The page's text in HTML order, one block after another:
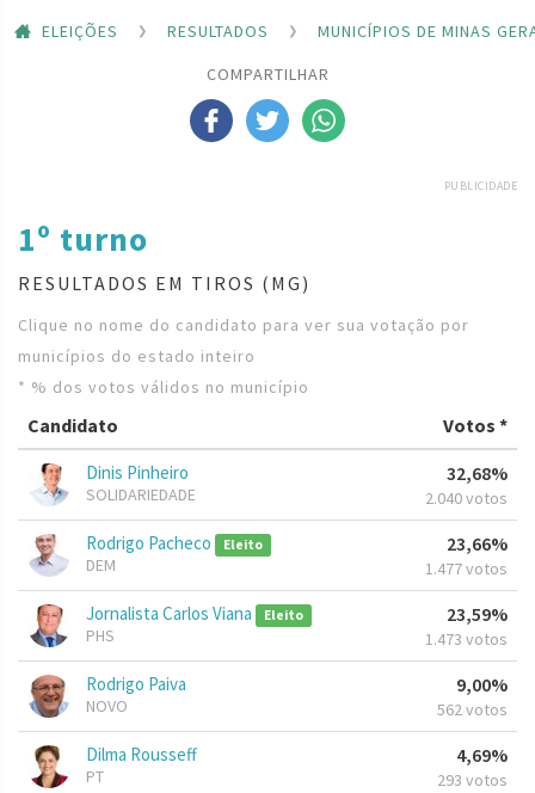
ELEIÇÕES RESULTADOS
MUNICÍPIOS DE MINAS
COMPARTILHAR
PUBLICIDADE
1º turno
RESULTADOS EM TIROS (MG)
Clique no nome do candidato para ver sua votação por
municípios do estado inteiro
* % dos votos válidos no município
Candidato Votos *
Dinis Pinheiro
SOLIDARIEDADE
32,68%
2.040 votos
Rodrigo Pacheco Eleito
DEM
23,66%
1.477 votos
Jornalista Carlos Viana Eleito
PHS
23,59%
1.473 votos
Rodrigo Paiva
NOVO
9,00%
562 votos
Dilma Rousseff
PT
4,69%
293 votos